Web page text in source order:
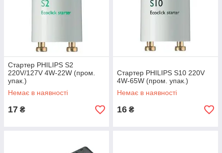
Стартер PHILIPS S2
220V/127V 4W-22W (пром.
упак.)
Немає в наявності
17 ₴
Стартер PHILIPS S10 220V
4W-65W (пром. упак.)
Немає в наявності
16 ₴